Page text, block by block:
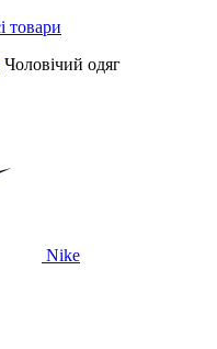
Чоловічий одяг
Nike